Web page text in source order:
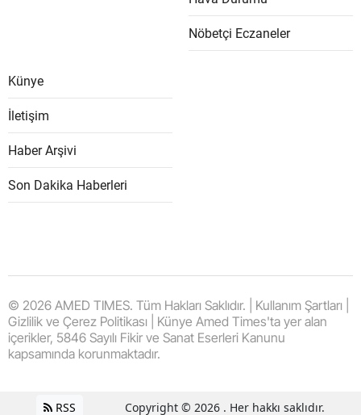
Nöbetçi Eczaneler
Künye
İletişim
Haber Arşivi
Son Dakika Haberleri
© 2026 AMED TIMES. Tüm Hakları Saklıdır. | Kullanım Şartları |
Gizlilik ve Çerez Politikası | Künye Amed Times'ta yer alan
içerikler, 5846 Sayılı Fikir ve Sanat Eserleri Kanunu
kapsamında korunmaktadır.
RSS Copyright © 2026 . Her hakkı saklıdır.